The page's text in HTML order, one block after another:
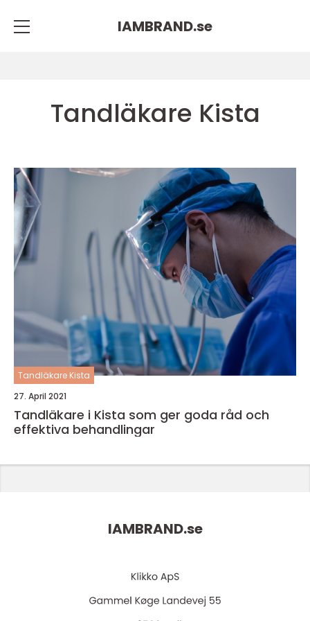
IAMBRAND.se
Tandläkare Kista
Tandläkare Kista
27. April 2021
Tandläkare i Kista som ger goda råd och
effektiva behandlingar
IAMBRAND.se